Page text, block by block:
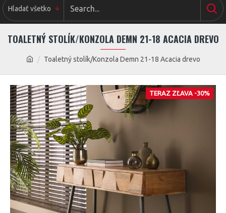
Hladať všetko
Toaletný stolík/Konzola Demn 21-18 Acacia drevo
TOALETNÝ STOLÍK/KONZOLA DEMN 21-18 ACACIA DREVO
TERAZ ZĽAVA -30%